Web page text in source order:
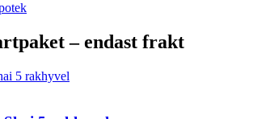
– endast frakt